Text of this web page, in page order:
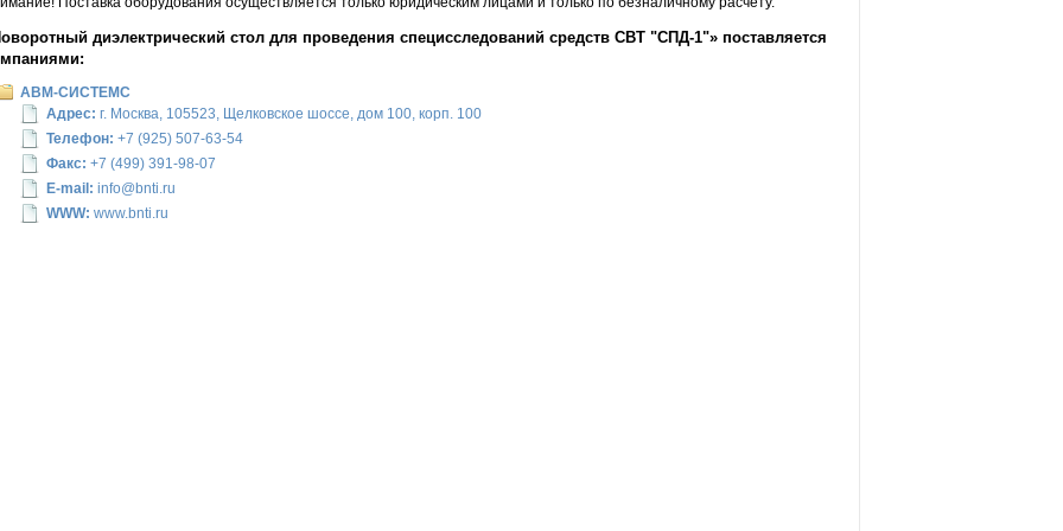
диэлектрический стол для проведения специсследований средств СВТ "СПД-1"» поставляется
АВМ-СИСТЕМС
Адрес: г. Москва, 105523, Щелковское шоссе, дом 100, корп. 100
Телефон: +7 (925) 507-63-54
Факс: +7 (499) 391-98-07
E-mail: info@bnti.ru
WWW: www.bnti.ru